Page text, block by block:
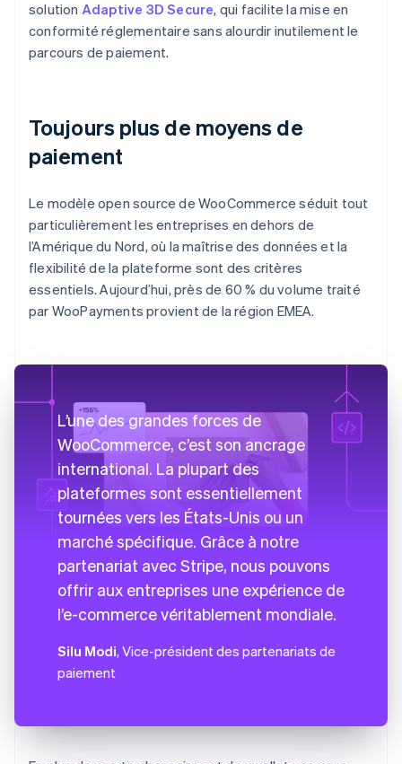
solution Adaptive 3D Secure, qui facilite la mise en
conformité réglementaire sans alourdir inutilement le
parcours de paiement.
Toujours plus de moyens de
paiement
Le modèle open source de WooCommerce séduit tout
particulièrement les entreprises en dehors de
l’Amérique du Nord, où la maîtrise des données et la
flexibilité de la plateforme sont des critères
essentiels. Aujourd’hui, près de 60 % du volume traité
par WooPayments provient de la région EMEA.
L’une des grandes forces de
WooCommerce, c’est son ancrage
international. La plupart des
plateformes sont essentiellement
tournées vers les États-Unis ou un
marché spécifique. Grâce à notre
partenariat avec Stripe, nous pouvons
offrir aux entreprises une expérience de
l’e-commerce véritablement mondiale.
Silu Modi, Vice-président des partenariats de
paiement